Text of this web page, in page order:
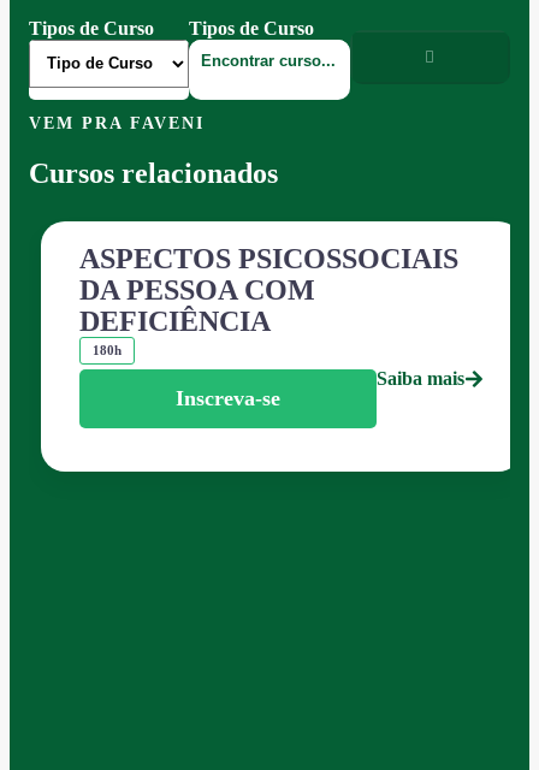
Tipos de Curso
Tipos de Curso
VEM PRA FAVENI
Cursos relacionados
ASPECTOS PSICOSSOCIAIS
DA PESSOA COM
DEFICIÊNCIA
180h
Inscreva-se
Saiba mais